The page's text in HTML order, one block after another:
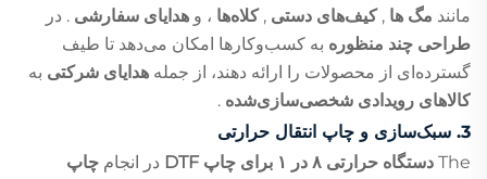
مانند مگ ها ,کیف‌های دستی ,کلاه‌ها ، و هدایای سفارشی . در
طراحی چند منظوره به کسب‌وکارها امکان می‌دهد تا طیف
گسترده‌ای از محصولات را ارائه دهند، از جمله هدایای شرکتی به
کالاهای رویدادی شخصی‌سازی‌شده .
3. سبک‌سازی و چاپ انتقال حرارتی
The دستگاه حرارتی ۸ در ۱ برای چاپ DTF در انجام چاپ